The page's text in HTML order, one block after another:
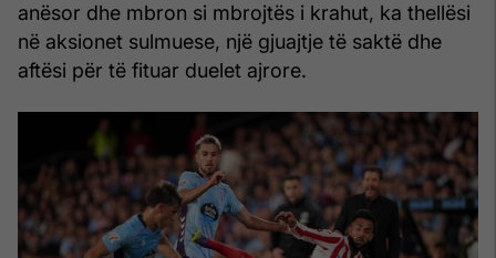
anësor dhe mbron si mbrojtës i krahut, ka thellësi
në aksionet sulmuese, një gjuajtje të saktë dhe
aftësi për të fituar duelet ajrore.